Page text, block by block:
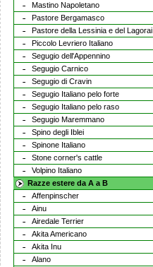
Mastino Napoletano
Pastore Bergamasco
Pastore della Lessinia e del Lagorai
Piccolo Levriero Italiano
Segugio dell'Appennino
Segugio Carnico
Segugio di Cravin
Segugio Italiano pelo forte
Segugio Italiano pelo raso
Segugio Maremmano
Spino degli Iblei
Spinone Italiano
Stone corner's cattle
Volpino Italiano
Razze estere da A a B
Affenpinscher
Ainu
Airedale Terrier
Akita Americano
Akita Inu
Alano